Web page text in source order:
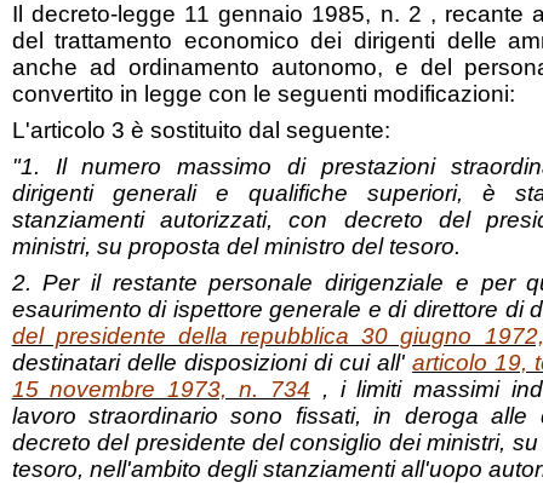
Il decreto-legge 11 gennaio 1985, n. 2 , recante
del trattamento economico dei dirigenti delle
anche ad ordinamento autonomo, e del
convertito in legge con le seguenti modificazioni:
L'articolo 3 è sostituito dal seguente:
"1. Il numero massimo di prestazioni
dirigenti generali e qualifiche superiori, è
stanziamenti autorizzati, con decreto del
ministri, su proposta del ministro del tesoro.
2. Per il restante personale dirigenziale e per
esaurimento di ispettore generale e di direttore di
del presidente della repubblica 30 giugno
destinatari delle disposizioni di cui all'articolo 19,
15 novembre 1973, n. 734 , i limiti massimi
lavoro straordinario sono fissati, in deroga alle
decreto del presidente del consiglio dei ministri,
tesoro, nell'ambito degli stanziamenti all'uopo